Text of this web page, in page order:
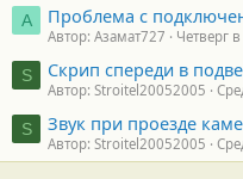
А Проблема с
Автор: Азамат727 Четверг
S Скрип спереди в
Автор: Stroitel20052005
S Звук при проезде
Автор: Stroitel20052005